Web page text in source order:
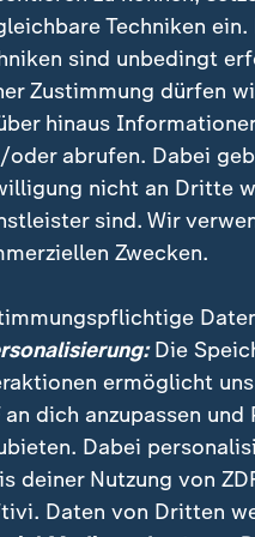
unsere Gefühle? Wie
Reise zwischen
die
Techniken
sind unbedingt
Zustimmung dürfen
hinaus
oder abrufen. Dabei
nicht an Dritte
sind. Wir
Zwecken.
Die
ermöglicht
an dich anzupassen
Dabei
deiner Nutzung von
Daten von Dritten